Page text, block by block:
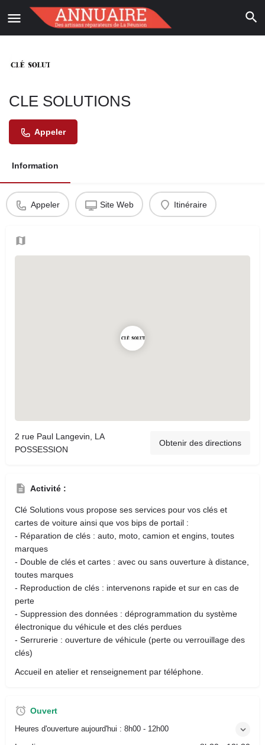
CLE SOLUTIONS
Appeler
Information
Appeler Site Web Itinéraire
2 rue Paul Langevin, LA
POSSESSION
Obtenir des directions
Activité :
Clé Solutions vous propose ses services pour vos clés et
cartes de voiture ainsi que vos bips de portail :
- Réparation de clés : auto, moto, camion et engins, toutes
marques
- Double de clés et cartes : avec ou sans ouverture à distance,
toutes marques
- Reproduction de clés : intervenons rapide et sur en cas de
perte
- Suppression des données : déprogrammation du système
électronique du véhicule et des clés perdues
- Serrurerie : ouverture de véhicule (perte ou verrouillage des
clés)
Accueil en atelier et renseignement par téléphone.
Ouvert
Heures d'ouverture aujourd'hui : 8h00 - 12h00